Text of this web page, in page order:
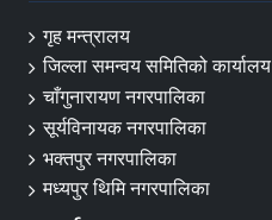
गृह मन्त्रालय
जिल्ला समन्वय समितिको कार्यालय
चाँगुनारायण नगरपालिका
सूर्यविनायक नगरपालिका
भक्तपुर नगरपालिका
मध्यपुर थिमि नगरपालिका